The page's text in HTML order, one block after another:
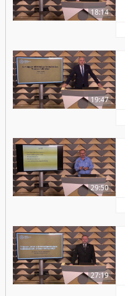
18:14
19:47
29:50
27:19